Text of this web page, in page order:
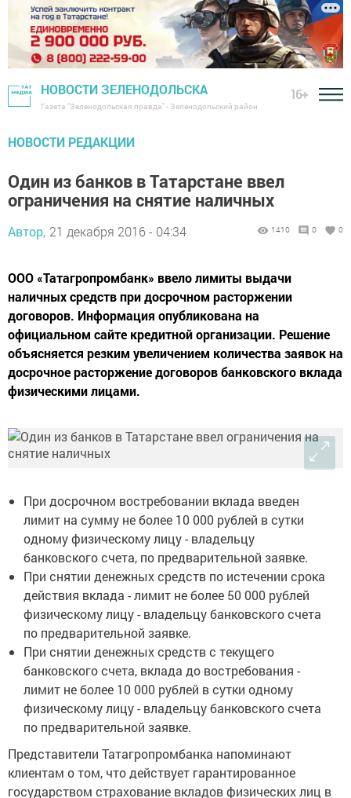
НОВОСТИ ЗЕЛЕНОДОЛЬСКА
Газета "Зеленодольская правда" - Зеленодольский район
16+
НОВОСТИ РЕДАКЦИИ
Один из банков в Татарстане ввел
ограничения на снятие наличных
Автор, 21 декабря 2016 - 04:34 1410 0 0
ООО «Татагропромбанк» ввело лимиты выдачи
наличных средств при досрочном расторжении
договоров. Информация опубликована на
официальном сайте кредитной организации. Решение
объясняется резким увеличением количества заявок на
досрочное расторжение договоров банковского вклада
физическими лицами.
При досрочном востребовании вклада введен
лимит на сумму не более 10 000 рублей в сутки
одному физическому лицу - владельцу
банковского счета, по предварительной заявке.
При снятии денежных средств по истечении срока
действия вклада - лимит не более 50 000 рублей
физическому лицу - владельцу банковского счета
по предварительной заявке.
При снятии денежных средств с текущего
банковского счета, вклада до востребования -
лимит не более 10 000 рублей в сутки одному
физическому лицу - владельцу банковского счета
по предварительной заявке.
Представители Татагропромбанка напоминают
клиентам о том, что действует гарантированное
государством страхование вкладов физических лиц в